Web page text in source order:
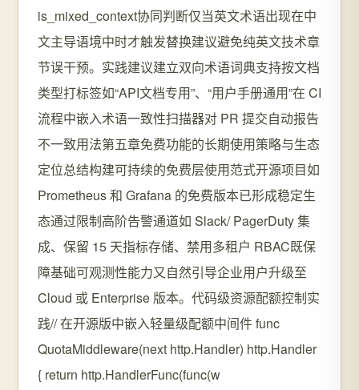
is_mixed_context协同判断仅当英文术语出现在中
文主导语境中时才触发替换建议避免纯英文技术章
节误干预。实践建议建立双向术语词典支持按文档
类型打标签如“API文档专用”、“用户手册通用”在 CI
流程中嵌入术语一致性扫描器对 PR 提交自动报告
不一致用法第五章免费功能的长期使用策略与生态
定位总结构建可持续的免费层使用范式开源项目如
Prometheus 和 Grafana 的免费版本已形成稳定生
态通过限制高阶告警通道如 Slack/ PagerDuty 集
成、保留 15 天指标存储、禁用多租户 RBAC既保
障基础可观测性能力又自然引导企业用户升级至
Cloud 或 Enterprise 版本。代码级资源配额控制实
践// 在开源版中嵌入轻量级配额中间件 func
QuotaMiddleware(next http.Handler) http.Handler
{ return http.HandlerFunc(func(w